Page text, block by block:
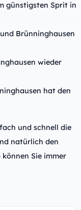
günstigsten Sprit in
Brünninghausen
wieder
hat den
und schnell die
natürlich den
Sie immer